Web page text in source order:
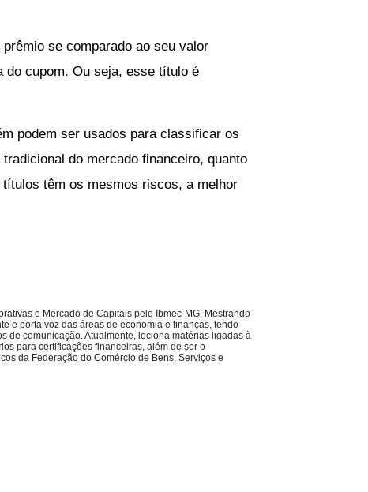
se comparado ao seu valor
do cupom. Ou seja, esse título é
podem ser usados para classificar os
do mercado financeiro, quanto
têm os mesmos riscos, a melhor
e Mercado de Capitais pelo Ibmec-MG. Mestrando
e porta voz das áreas de economia e finanças, tendo
de comunicação. Atualmente, leciona matérias ligadas à
para certificações financeiras, além de ser o
da Federação do Comércio de Bens, Serviços e